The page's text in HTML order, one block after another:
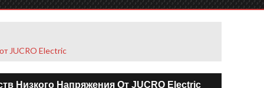
JUCRO Electric
Низкого Напряжения От JUCRO Electric